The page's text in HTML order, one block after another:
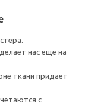
нас еще на
ткани придает
с